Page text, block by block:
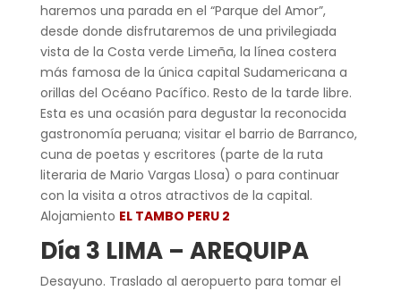
haremos una parada en el “Parque del Amor”,
desde donde disfrutaremos de una privilegiada
vista de la Costa verde Limeña, la línea costera
más famosa de la única capital Sudamericana a
orillas del Océano Pacífico. Resto de la tarde libre.
Esta es una ocasión para degustar la reconocida
gastronomía peruana; visitar el barrio de Barranco,
cuna de poetas y escritores (parte de la ruta
literaria de Mario Vargas Llosa) o para continuar
con la visita a otros atractivos de la capital.
Alojamiento EL TAMBO PERU 2
Día 3 LIMA – AREQUIPA
Desayuno. Traslado al aeropuerto para tomar el